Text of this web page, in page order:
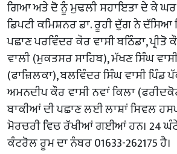
ਗਿਆ ਅਤੇ ਦੋ ਨੂੰ ਮੁਢਲੀ ਸਹਾਇਤਾ ਦੇ ਕੇ ਘਰ
ਡਿਪਟੀ ਕਮਿਸ਼ਨਰ ਡਾ. ਰੂਹੀ ਦੁੱਗ ਨੇ ਦੱਸਿਆ
ਪਛਾਣ ਪਰਵਿੰਦਰ ਕੌਰ ਵਾਸੀ ਬਠਿੰਡਾ, ਪ੍ਰੀਤੋ
ਵਾਲੀ (ਮੁਕਤਸਰ ਸਾਹਿਬ), ਮੱਖਣ ਸਿੰਘ
(ਫਾਜ਼ਿਲਕਾ), ਬਲਵਿੰਦਰ ਸਿੰਘ ਵਾਸੀ ਪਿੰਡ
ਅਮਨਦੀਪ ਕੌਰ ਵਾਸੀ ਨਵਾਂ ਕਿਲਾ
ਬਾਕੀਆਂ ਦੀ ਪਛਾਣ ਲਈ ਲਾਸ਼ਾਂ ਸਿਵਲ
ਮੋਰਚਰੀ ਵਿਚ ਰੱਖੀਆਂ ਗਈਆਂ ਹਨ। 24
ਕੰਟਰੋਲ ਰੂਮ ਦਾ ਨੰਬਰ 01633-262175 ਹੈ।